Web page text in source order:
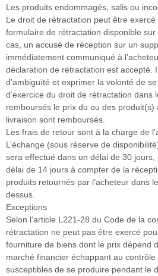
Les produits endommagés, salis ou
Le droit de rétractation peut être exercé
formulaire de rétractation disponible
cas, un accusé de réception sur un
immédiatement communiqué à
déclaration de rétractation est accepté.
d’ambiguïté et exprimer la volonté de
d’exercice du droit de rétractation dans
remboursés le prix du ou des produit(s)
livraison sont remboursés.
Les frais de retour sont à la charge de
L’échange (sous réserve de
sera effectué dans un délai de 30
délai de 14 jours à compter de la
produits retournés par l’acheteur dans
dessus.
Exceptions
Selon l’article L221-28 du Code de la
rétractation ne peut pas être exercé
fourniture de biens dont le prix dépend
marché financier échappant au
susceptibles de se produire pendant le